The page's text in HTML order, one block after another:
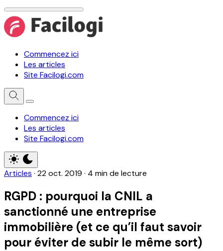
Commencez ici
Les articles
Site Facilogi.com
Commencez ici
Les articles
Site Facilogi.com
Articles · 22 oct. 2019 · 4 min de lecture
RGPD : pourquoi la CNIL a
sanctionné une entreprise
immobilière (et ce qu’il faut savoir
pour éviter de subir le même sort)